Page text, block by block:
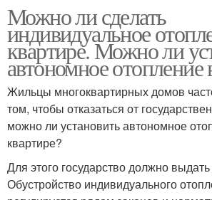
Можно ли сделать
индивидуальное
квартире. Можно ли
автономное отопление
Жильцы многоквартирных домов
том, чтобы отказаться от
можно ли установить автономное
квартире?
Для этого государство должно
Обустройство индивидуального